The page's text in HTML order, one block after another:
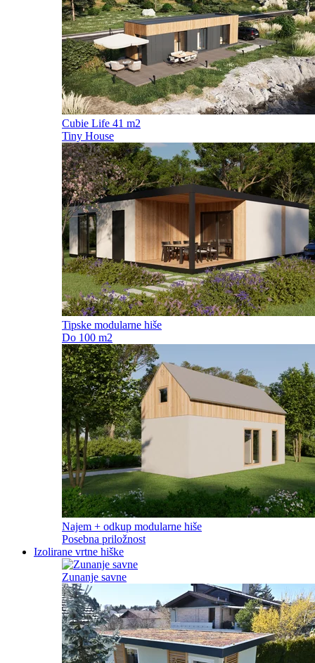
Cubie Life 41 m2
Tiny House
Tipske modularne hiše
Do 100 m2
Najem + odkup modularne hiše
Posebna priložnost
Izolirane vrtne hiške
Zunanje savne